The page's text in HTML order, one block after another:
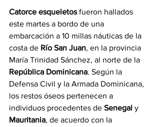
Catorce esqueletos fueron hallados
este martes a bordo de una
embarcación a 10 millas náuticas de la
costa de Río San Juan, en la provincia
María Trinidad Sánchez, al norte de la
República Dominicana. Según la
Defensa Civil y la Armada Dominicana,
los restos óseos pertenecen a
individuos procedentes de Senegal y
Mauritania, de acuerdo con la